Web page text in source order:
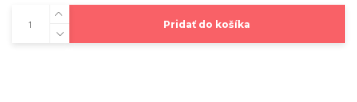
Pridať do košíka